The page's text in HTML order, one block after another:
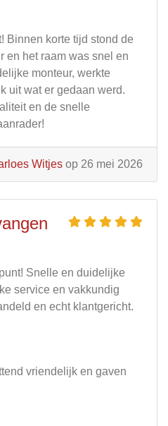
Binnen korte tijd stond de
en het raam was snel en
monteur, werkte
uit wat er gedaan werd.
en de snelle
Witjes op 26 mei 2026
Snelle en duidelijke
service en vakkundig
en echt klantgericht.
vriendelijk en gaven